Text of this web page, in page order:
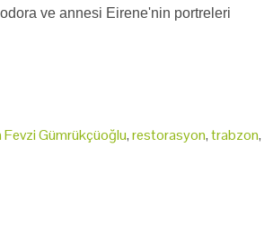
ve annesi Eirene'nin portreleri
Fevzi Gümrükçüoğlu,restorasyon,trabzon,